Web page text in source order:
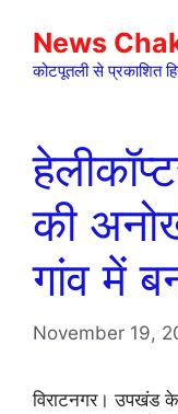
content
News
कोटपूतली से प्रकाशित
की
गांव में
November 19,
विराटनगर। उपखंड